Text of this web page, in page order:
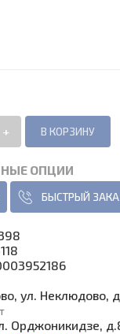
+
ОПЦИИ
БЫСТРЫЙ
ул. Неклюдово,
Орджоникидзе,